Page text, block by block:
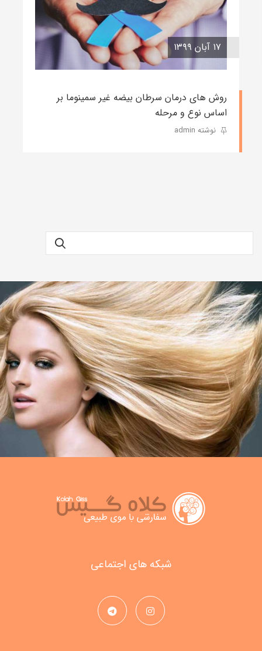
۱۷ آبان ۱۳۹۹
روش های درمان سرطان بیضه غیر سمینوما بر
اساس نوع و مرحله
نوشته admin
شبکه های اجتماعی